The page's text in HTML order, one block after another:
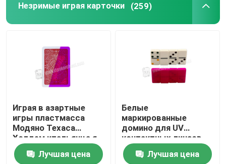
Играя в азартные игры вспомогательное
Незримые играя карточки (259)
Играя в азартные
игры пластмасса
Модяно Техаса
Холдем итальянца я
отметил покер карт
Лучшая цена
Белые
маркированные
домино для UV
контактных линзов,
игр домино, играя в
азартные игры
Лучшая цена